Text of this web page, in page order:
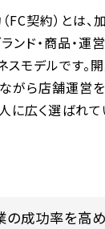
FC契約）とは、
ンド・商品・運
モデルです。
がら店舗運営を
広く選ばれて
成功率を高め